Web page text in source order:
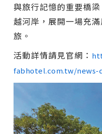
與旅行記憶的重要橋
越河岸，展開一場充
旅。
活動詳情請見官網：
fabhotel.com.tw/news-